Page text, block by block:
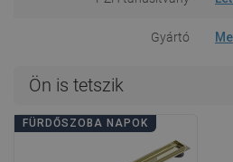
Gyártó
Ön is tetszik
FÜRDŐSZOBA NAPOK